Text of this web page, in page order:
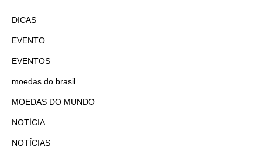
DICAS
EVENTO
EVENTOS
moedas do brasil
MOEDAS DO MUNDO
NOTÍCIA
NOTÍCIAS